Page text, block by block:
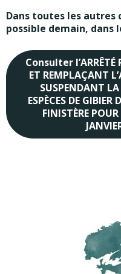
Dans toutes les autres
possible demain, dans
Consulter l’ARRÊTÉ
ET REMPLAÇANT
SUSPENDANT LA
ESPÈCES DE
FINISTÈRE